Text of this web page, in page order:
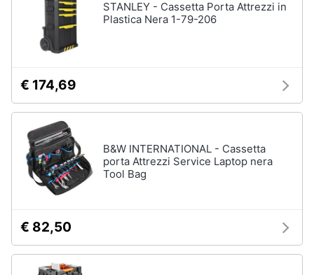
STANLEY - Cassetta Porta Attrezzi in
Plastica Nera 1-79-206
€ 174,69
B&W INTERNATIONAL - Cassetta
porta Attrezzi Service Laptop nera
Tool Bag
€ 82,50